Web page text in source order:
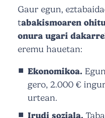
Gaur egun,
tabakismoaren
onura ugari
eremu hauetan:
Ekonomikoa.
gero, 2.000 €
urtean.
Irudi soziala.